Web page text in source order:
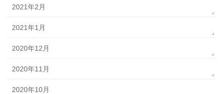
2021年2月
2021年1月
2020年12月
2020年11月
2020年10月